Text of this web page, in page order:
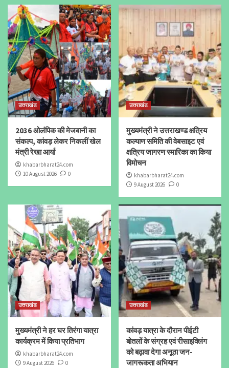
उत्तराखंड
2036 ओलंपिक की मेजबानी का
संकल्प, कांवड़ लेकर निकलीं खेल
मंत्री रेखा आर्या
khabarbharat24.com
10 August 2026
0
उत्तराखंड
मुख्यमंत्री ने उत्तराखण्ड क्षत्रिय
कल्याण समिति की वेबसाइट एवं
क्षत्रिय जागरण स्मारिका का किया
विमोचन
khabarbharat24.com
9 August 2026
0
उत्तराखंड
मुख्यमंत्री ने हर घर तिरंगा यात्रा
कार्यक्रम में किया प्रतिभाग
khabarbharat24.com
9 August 2026
0
उत्तराखंड
कांवड़ यात्रा के दौरान पीईटी
बोतलों के संग्रह एवं रीसाइक्लिंग
को बढ़ावा देगा अनूठा जन-
जागरूकता अभियान